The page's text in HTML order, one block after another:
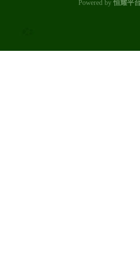
Powered by恒耀平